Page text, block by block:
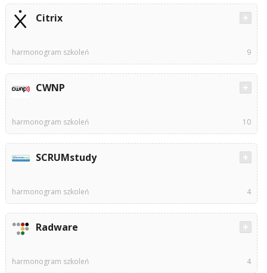
Citrix
harmonogram szkoleń 9
CWNP
harmonogram szkoleń 10
SCRUMstudy
harmonogram szkoleń 4
Radware
harmonogram szkoleń 4